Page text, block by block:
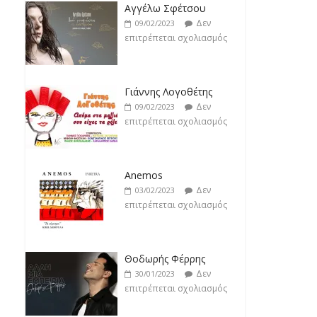
18/02/2023
Δεν
επιτρέπεται σχολιασμός
Αγγέλω Σφέτσου
09/02/2023
Δεν
επιτρέπεται σχολιασμός
Γιάννης Λογοθέτης
09/02/2023
Δεν
επιτρέπεται σχολιασμός
Anemos
03/02/2023
Δεν
επιτρέπεται σχολιασμός
Θοδωρής Φέρρης
30/01/2023
Δεν
επιτρέπεται σχολιασμός